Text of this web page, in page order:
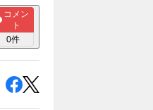
コメン
ト
0件